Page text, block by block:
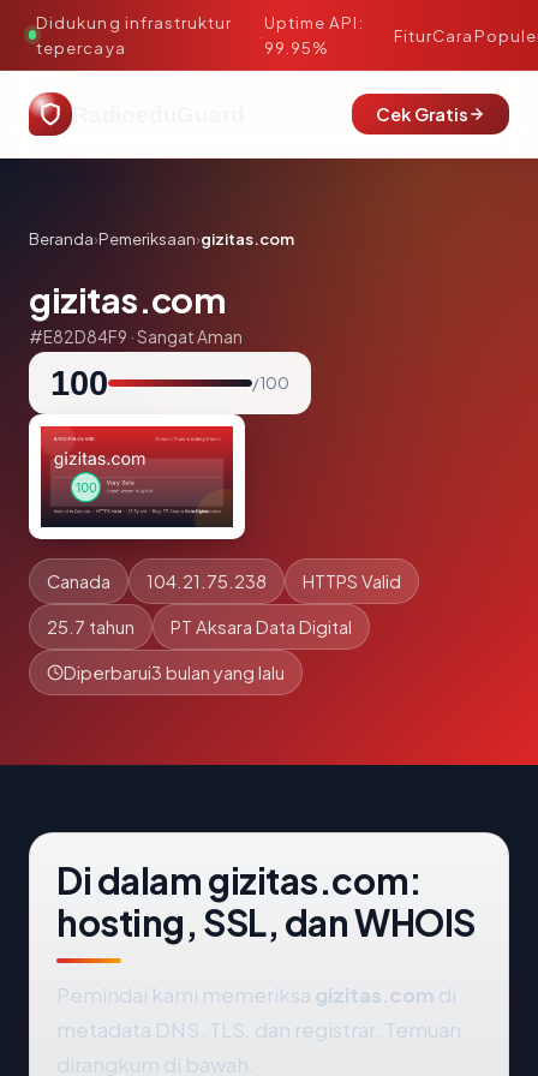
Didukung infrastruktur
tepercaya
·
Uptime API:
99.95%
FiturCara
Cek Gratis
Beranda›Pemeriksaan›gizitas.com
gizitas.com
#E82D84F9 · Sangat Aman
100 / 100
Canada 104.21.75.238 HTTPS Valid
25.7 tahun PT Aksara Data Digital
Diperbarui3 bulan yang lalu
Di dalam gizitas.com:
hosting, SSL, dan WHOIS
Pemindai kami memeriksa gizitas.com di
metadata DNS, TLS, dan registrar. Temuan
dirangkum di bawah.